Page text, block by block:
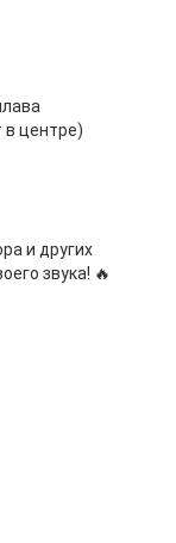
в центре)
и других
звука! 🔥